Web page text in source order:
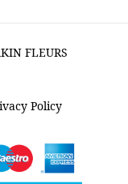
FLEURS
Policy